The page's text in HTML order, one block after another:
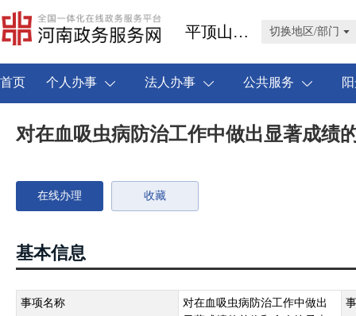
平顶山市叶县 切换地区/部门
首页 个人办事 法人办事 公共服务
对在血吸虫病防治工作中做出显著成绩
在线办理 收藏
基本信息
事项名称
对在血吸虫病防治工作中做出